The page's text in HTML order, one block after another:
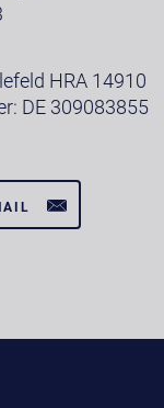
HRA 14910
DE 309083855